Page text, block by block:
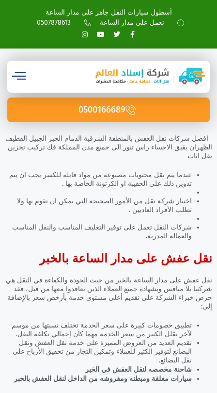
أسطول سيارات النقل جاهز على مدار الساعة
نعمل على مدار الساعة
0507878613
0500166689
افضل شركات نقل العفش بالمنطقة الشرقية الدمام الخبر الجبيل القطيف
الظهران بقيق الاحساء راس تنور الى جميع مدن المملكة فك تركيب تخزين
نقل اثاث
عندما يتم نقل محتويات مصنوعة من مواد قابلة للكسر يجب ان يتم
تدوين ذلك على الحقيبة او الكرتونة الخاصة بها .
اختيار شركة نقل من الأمور الصحيحة التي يمكن ان تقوم بها ولا
تطلب الأفراد العاديين .
شركات النقل تعمل على توفير التغليف المناسب والنقل المناسب
والعمالة المدربة.
نقل عفش على مدار الساعة بالخبر
نقل عفش على مدار الساعة بالخبر من حيث الجودة والكفاءة في النقل هي
شركتنا بلا منافس وبشهادة جميع العملاء الذين تعاقدوا معها من قبل، فقد
حرص خبراء الشركة على تقديم أعلى مستوى خدمة بأرخص سعر بالإضافة
إلى:
تطبيق خصومات كبيرة على سعر الخدمة تختلف نسبتها من موسم
لآخر تقلل الكثير من سعر الخدمة مهما كان إجمالي تكلفة النقل.
تقديم العديد من العروض المميزة على خدمة نقل العفش ونقل
البضائع لتوفير الكثير للعملاء وتمكين التجار من تحقيق الأرباح على
نقل البضائع.
شاحنة مخصصه لنقل العفش في الخبر
سيارات مغلقة ومبطنه ومفروشه من الداخل لنقل العفش بالخبر